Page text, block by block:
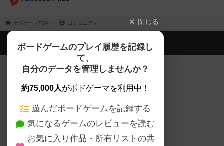
ボドゲーマTOP コミュニティ 閉じる
ボードゲームのプレイ履歴を記録し
て、
自分のデータを管理しませんか？
約75,000人がボドゲーマを利用中！
遊んだボードゲームを記録する
気になるゲームのレビューを読む
お気に入り作品・所有リストの共
ボドゲーマTOP
ボードゲームを検索する
ボードゲームの新着レビュー
ボードゲーム会情報
メカニクス特集